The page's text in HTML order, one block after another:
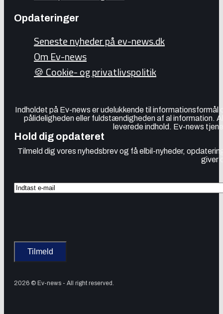
Opdateringer
Seneste nyheder på ev-news.dk
Om Ev-news
🍪 Cookie- og privatlivspolitik
Indholdet på Ev-news er udelukkende til
pålideligheden eller fuldstændigheden af al information.
leverede indhold. Ev-news
Hold dig opdateret
Tilmeld dig vores nyhedsbrev og få elbil-nyheder,
giver
2026 © Ev-news - All right reserved.